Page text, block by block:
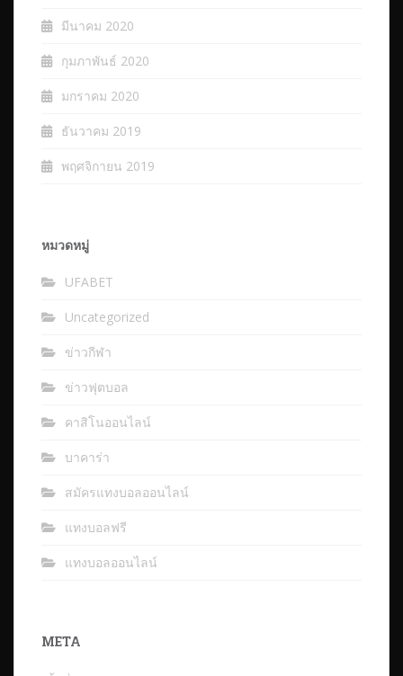
มีนาคม 2020
กุมภาพันธ์ 2020
มกราคม 2020
ธันวาคม 2019
พฤศจิกายน 2019
หมวดหมู่
UFABET
Uncategorized
ข่าวกีฬา
ข่าวฟุตบอล
คาสิโนออนไลน์
บาคาร่า
สมัครแทงบอลออนไลน์
แทงบอลฟรี
แทงบอลออนไลน์
META